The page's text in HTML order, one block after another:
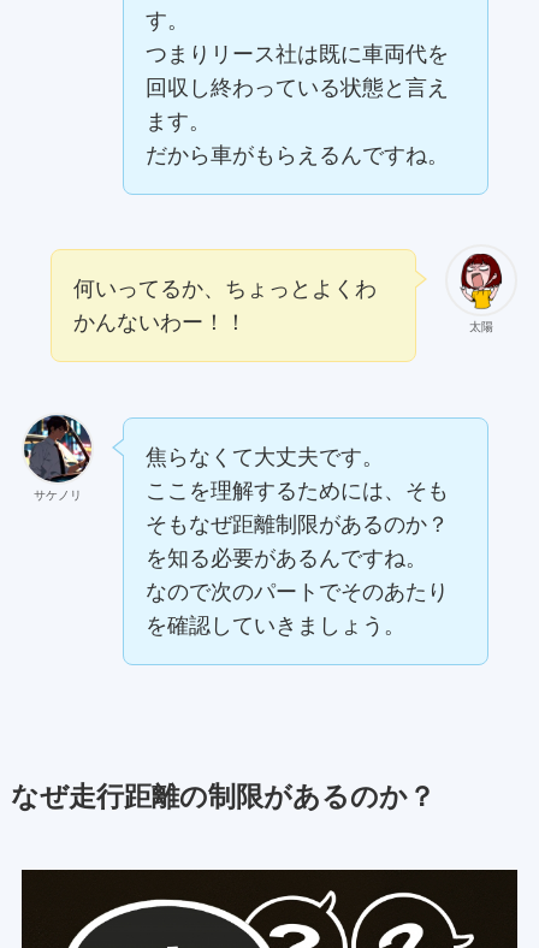
す。
つまりリース社は既に車両代を
回収し終わっている状態と言え
ます。
だから車がもらえるんですね。
太陽
何いってるか、ちょっとよくわ
かんないわー！！
サケノリ
焦らなくて大丈夫です。
ここを理解するためには、そも
そもなぜ距離制限があるのか？
を知る必要があるんですね。
なので次のパートでそのあたり
を確認していきましょう。
なぜ走行距離の制限があるのか？